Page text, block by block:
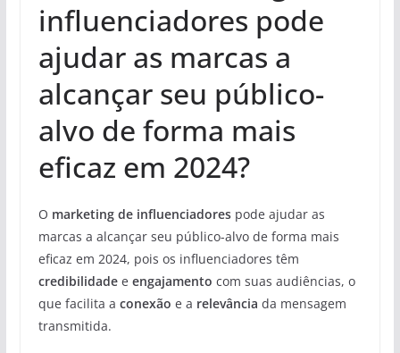
influenciadores pode
ajudar as marcas a
alcançar seu público-
alvo de forma mais
eficaz em 2024?
O marketing de influenciadorespode ajudar as
marcas a alcançar seu público-alvo de forma mais
eficaz em 2024, pois os influenciadores têm
credibilidadee engajamento com suas audiências, o
que facilita a conexão e a relevância da mensagem
transmitida.